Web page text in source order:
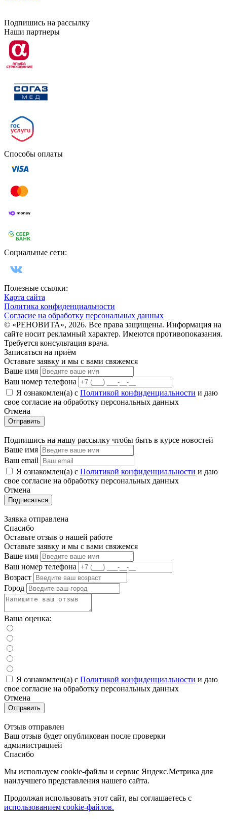
Подпишись на рассылку
Наши партнеры
Способы оплаты
Социальные сети:
Полезные ссылки:
Карта сайта
Политика конфиденциальности
Согласие на обработку персональных данных
© «РЕНОВИТА», 2026. Все права защищены. Информация на
сайте носит рекламный характер. Имеются противопоказания.
Требуется консультация врача.
Записаться на приём
Оставьте заявку и мы с вами свяжемся
Ваше имя
Ваш номер телефона
Я ознакомлен(а) с Политикой конфиденциальности и даю
свое cогласие на обработку персональных данных
Отмена
Отправить
Подпишись на нашу рассылку чтобы быть в курсе новостей
Ваше имя
Ваш email
Я ознакомлен(а) с Политикой конфиденциальности и даю
свое cогласие на обработку персональных данных
Отмена
Подписаться
Заявка отправлена
Спасибо
Оставьте отзыв о нашей работе
Оставьте заявку и мы с вами свяжемся
Ваше имя
Ваш номер телефона
Возраст
Город
Ваша оценка:
Я ознакомлен(а) с Политикой конфиденциальности и даю
свое cогласие на обработку персональных данных
Отмена
Отправить
Отзыв отправлен
Ваш отзыв будет опубликован после проверки
администрацией
Спасибо
Мы используем cookie-файлы и сервис Яндекс.Метрика для
наилучшего представления нашего сайта.
Продолжая использовать этот сайт, вы соглашаетесь с
использованием cookie-файлов.